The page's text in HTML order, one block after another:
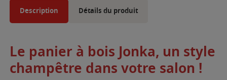
Description Détails du produit
Le panier à bois Jonka, un style
champêtre dans votre salon !